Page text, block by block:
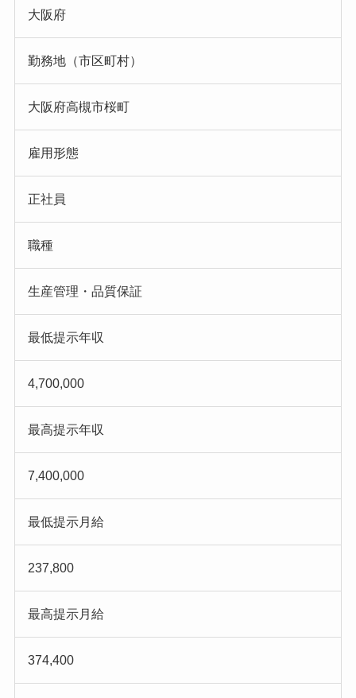
大阪府
勤務地（市区町村）
大阪府高槻市桜町
雇用形態
正社員
職種
生産管理・品質保証
最低提示年収
4,700,000
最高提示年収
7,400,000
最低提示月給
237,800
最高提示月給
374,400